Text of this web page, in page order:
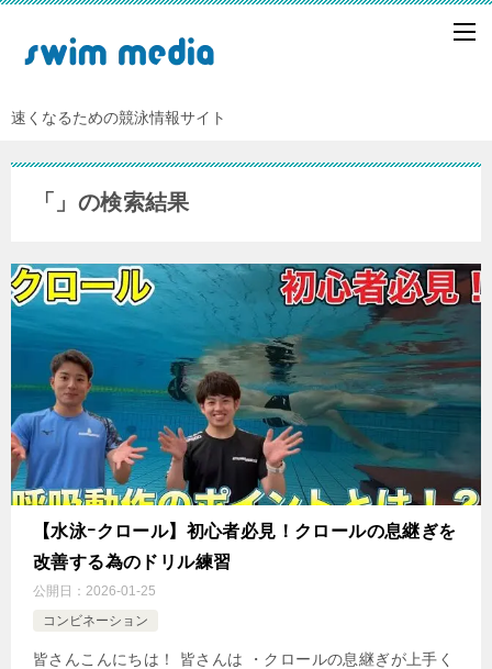
速くなるための競泳情報サイト
「 」の検索結果
【水泳ｰクロール】初心者必見！クロールの息継ぎを
改善する為のドリル練習
公開日： 2026-01-25
コンビネーション
皆さんこんにちは！ 皆さんは ・クロールの息継ぎが上手く